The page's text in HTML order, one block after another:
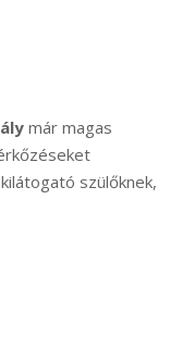
már magas
szülőknek,